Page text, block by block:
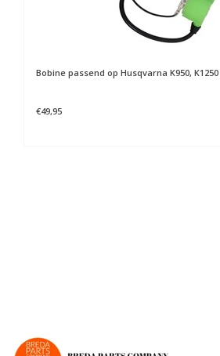
Bobine passend op Husqvarna K950, K1250
€49,95